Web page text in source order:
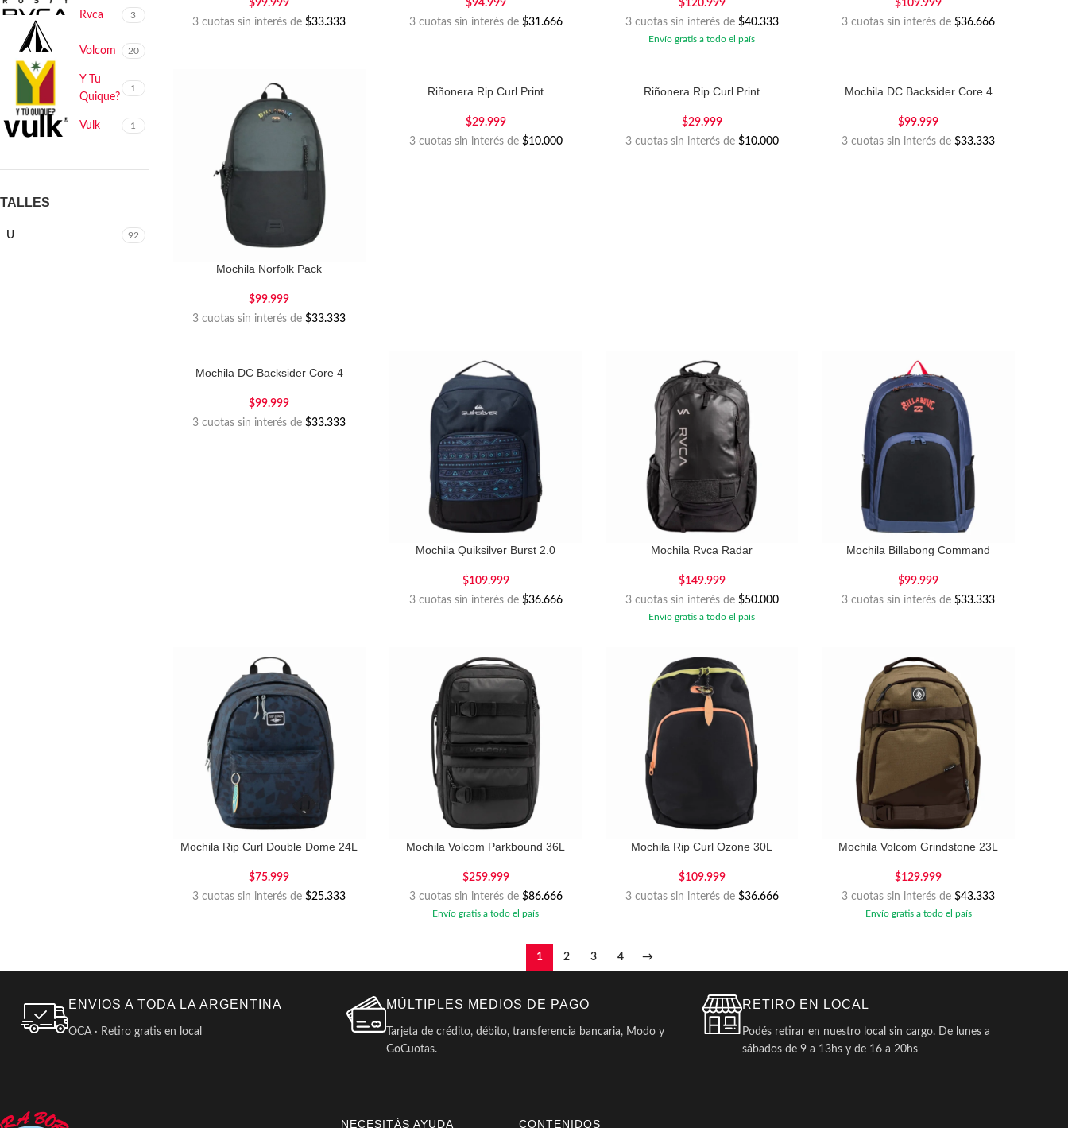
Rvca 3
Volcom 20
Y Tu
Quique?
1
Vulk 1
TALLES
U 92
$99.999
3 cuotas sin interés de$33.333
$94.999
3 cuotas sin interés de $31.666
$120.999
3 cuotas sin interés de $40.333
Envío gratis a todo el país
$109.999
3 cuotas sin interés de$36.666
Mochila Norfolk Pack
$99.999
3 cuotas sin interés de$33.333
Riñonera Rip Curl Print
$29.999
3 cuotas sin interés de $10.000
Riñonera Rip Curl Print
$29.999
3 cuotas sin interés de $10.000
Mochila DC Backsider Core 4
$99.999
3 cuotas sin interés de$33.333
Mochila DC Backsider Core 4
$99.999
3 cuotas sin interés de$33.333
Mochila Quiksilver Burst 2.0
$109.999
3 cuotas sin interés de $36.666
Mochila Rvca Radar
$149.999
3 cuotas sin interés de $50.000
Envío gratis a todo el país
Mochila Billabong Command
$99.999
3 cuotas sin interés de$33.333
Mochila Rip Curl Double Dome 24L
$75.999
3 cuotas sin interés de$25.333
Mochila Volcom Parkbound 36L
$259.999
3 cuotas sin interés de $86.666
Envío gratis a todo el país
Mochila Rip Curl Ozone 30L
$109.999
3 cuotas sin interés de $36.666
Mochila Volcom Grindstone 23L
$129.999
3 cuotas sin interés de$43.333
Envío gratis a todo el país
1 2 3 4 →
ENVIOS A TODA LA ARGENTINA
OCA · Retiro gratis en local
MÚLTIPLES MEDIOS DE PAGO
Tarjeta de crédito, débito, transferencia bancaria, Modo y
GoCuotas.
RETIRO EN LOCAL
Podés retirar en nuestro local sin cargo. De lunes a
sábados de 9 a 13hs y de 16 a 20hs
NECESITÁS AYUDA CONTENIDOS